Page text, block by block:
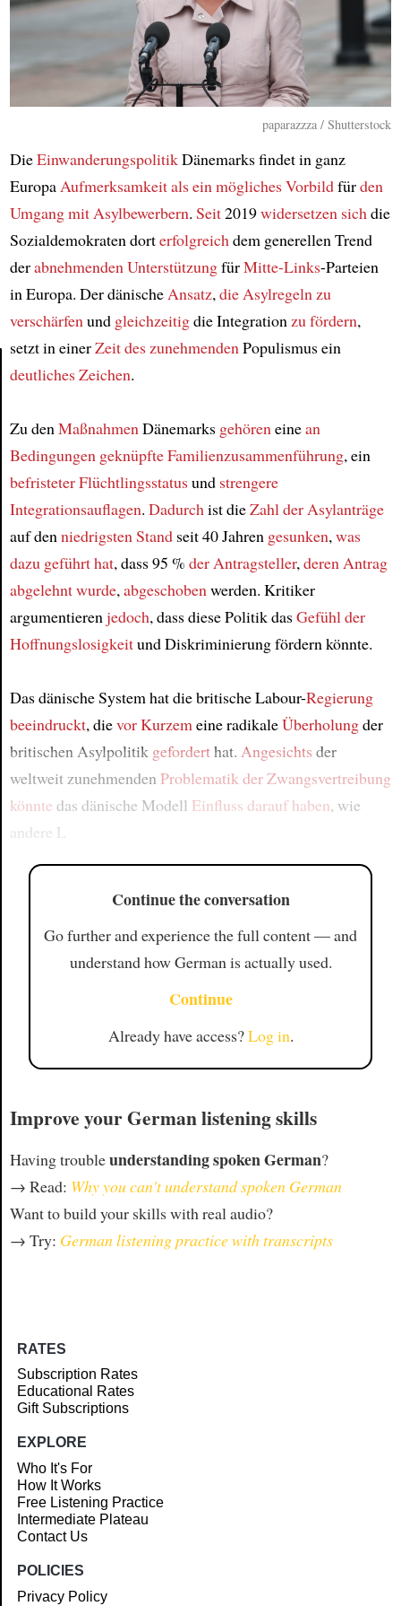
paparazzza / Shutterstock
DieEinwanderungspolitikDänemarks findet in ganz
Europa Aufmerksamkeitals ein mögliches Vorbildfürden
Umgang mit Asylbewerbern. Seit2019widersetzen sich die
Sozialdemokraten dorterfolgreich dem generellen Trend
derabnehmenden UnterstützungfürMitte-Links-Parteien
in Europa. Der dänische Ansatz, die Asylregeln zu
verschärfen und gleichzeitigdie Integration zu fördern,
setzt in einerZeit des zunehmenden Populismus ein
deutliches Zeichen.
Zu den Maßnahmen Dänemarks gehören einean
Bedingungen geknüpfteFamilienzusammenführung, ein
befristeter Flüchtlingsstatusund strengere
Integrationsauflagen. Dadurch ist dieZahl der Asylanträge
auf den niedrigsten Standseit 40 Jahren gesunken, was
dazu geführt hat, dass 95 % der Antragsteller, deren Antrag
abgelehnt wurde, abgeschoben werden. Kritiker
argumentieren jedoch, dass diese Politik dasGefühl der
Hoffnungslosigkeitund Diskriminierung fördern könnte.
Das dänische System hat die britische Labour-Regierung
beeindruckt, dievor Kurzem eine radikaleÜberholungder
britischen Asylpolitik geforderthat. Angesichts der
weltweit zunehmenden Problematik der Zwangsvertreibung
könnte das dänische Modell Einfluss darauf haben, wie
andere L
Continue the conversation
Go further and experience the full content — and
understand how German is actually used.
Continue
Already have access?Log in.
Improve your German listening skills
Having troubleunderstanding spoken German?
→ Read: Why you can't understand spoken German
Want to build your skills with real audio?
→ Try: German listening practice with transcripts
RATES
Subscription Rates
Educational Rates
Gift Subscriptions
EXPLORE
Who It's For
How It Works
Free Listening Practice
Intermediate Plateau
Contact Us
POLICIES
Privacy Policy